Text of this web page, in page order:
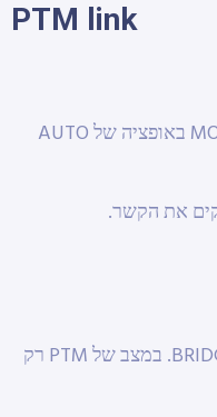
PTM link
2. בחר ב-MODEM CONFIGURATION באופציה של AUTO
6. בחר את ה- WAN MODE כ- BRIDGED. במצב של PTM רק